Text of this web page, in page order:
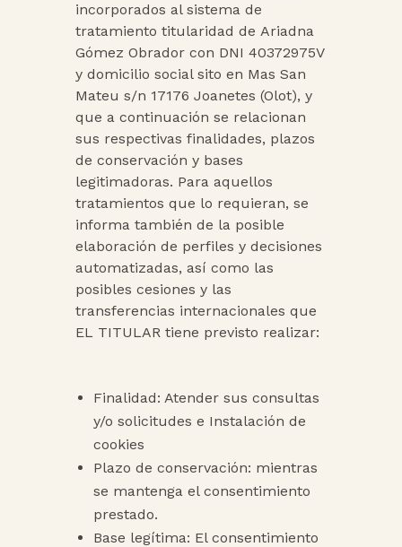
incorporados al sistema de
tratamiento titularidad de Ariadna
Gómez Obrador con DNI 40372975V
y domicilio social sito en Mas San
Mateu s/n 17176 Joanetes (Olot), y
que a continuación se relacionan
sus respectivas finalidades, plazos
de conservación y bases
legitimadoras. Para aquellos
tratamientos que lo requieran, se
informa también de la posible
elaboración de perfiles y decisiones
automatizadas, así como las
posibles cesiones y las
transferencias internacionales que
EL TITULAR tiene previsto realizar:
Finalidad: Atender sus consultas
y/o solicitudes e Instalación de
cookies
Plazo de conservación: mientras
se mantenga el consentimiento
prestado.
Base legítima: El consentimiento